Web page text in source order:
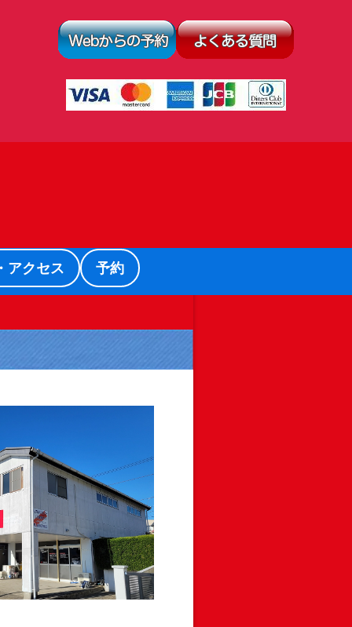
アクセス 予約